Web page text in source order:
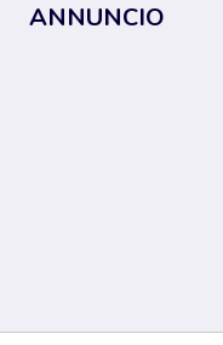
ANNUNCIO